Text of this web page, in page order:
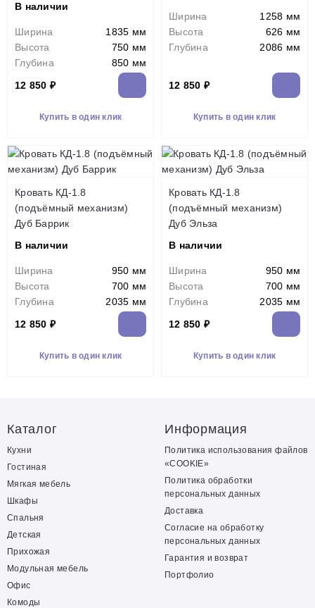
В наличии
Ширина
1835 мм
Высота
750 мм
Глубина
850 мм
12 850 ₽
Купить в один клик
Ширина
1258 мм
Высота
626 мм
Глубина
2086 мм
12 850 ₽
Купить в один клик
Кровать КД-1.8
(подъёмный механизм)
Дуб Баррик
В наличии
Ширина
950 мм
Высота
700 мм
Глубина
2035 мм
12 850 ₽
Купить в один клик
Кровать КД-1.8
(подъёмный механизм)
Дуб Эльза
В наличии
Ширина
950 мм
Высота
700 мм
Глубина
2035 мм
12 850 ₽
Купить в один клик
Каталог
Кухни
Гостиная
Мягкая мебель
Шкафы
Спальня
Детская
Прихожая
Модульная мебель
Офис
Комоды
Информация
Политика использования файлов
«COOKIE»
Политика обработки
персональных данных
Доставка
Согласие на обработку
персональных данных
Гарантия и возврат
Портфолио